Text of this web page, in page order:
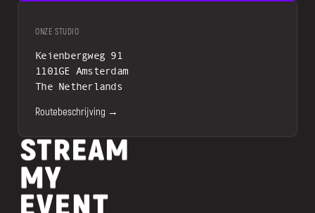
ONZE STUDIO
Keienbergweg 91
1101GE Amsterdam
The Netherlands
Routebeschrijving →